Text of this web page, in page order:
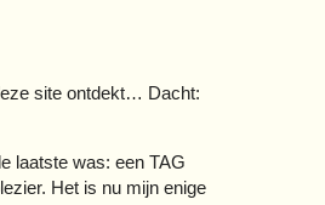
site ontdekt… Dacht:
laatste was: een TAG
Het is nu mijn enige